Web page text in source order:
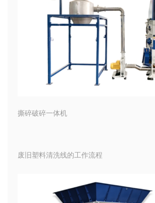
撕碎破碎一体机
废旧塑料清洗线的工作流程